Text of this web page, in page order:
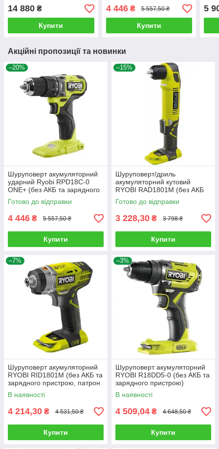
14 880 ₴
Купити
пристрою)
4 446₴ 5 557,50 ₴
Купити
5
Акційні пропозиції та новинки
–20%
Шуруповерт акумуляторний
ударний Ryobi RPD18C-0
ONE+ (без АКБ та зарядного
пристрою)
Готово до відправки
4 446 ₴ 5 557,50 ₴
Купити
–15%
Шуруповерт/дриль
акумуляторний кутовий
RYOBI RAD1801M (без АКБ
та зарядного пристрою)
Готово до відправки
3 228,30 ₴ 3 798 ₴
Купити
–7%
Шуруповерт акумуляторний
RYOBI RID1801M (без АКБ та
зарядного пристрою, патрон
під біту)
В наявності
4 214,30 ₴ 4 531,50 ₴
Купити
–3%
Шуруповерт акумуляторний
RYOBI R18DD5-0 (без АКБ та
зарядного пристрою)
В наявності
4 509,04 ₴ 4 648,50 ₴
Купити